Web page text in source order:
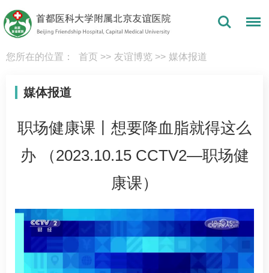
您所在的位置： 首页 >> 友谊博览 >> 媒体报道
媒体报道
职场健康课丨想要降血脂就得这么
办 （2023.10.15 CCTV2—职场健
康课）